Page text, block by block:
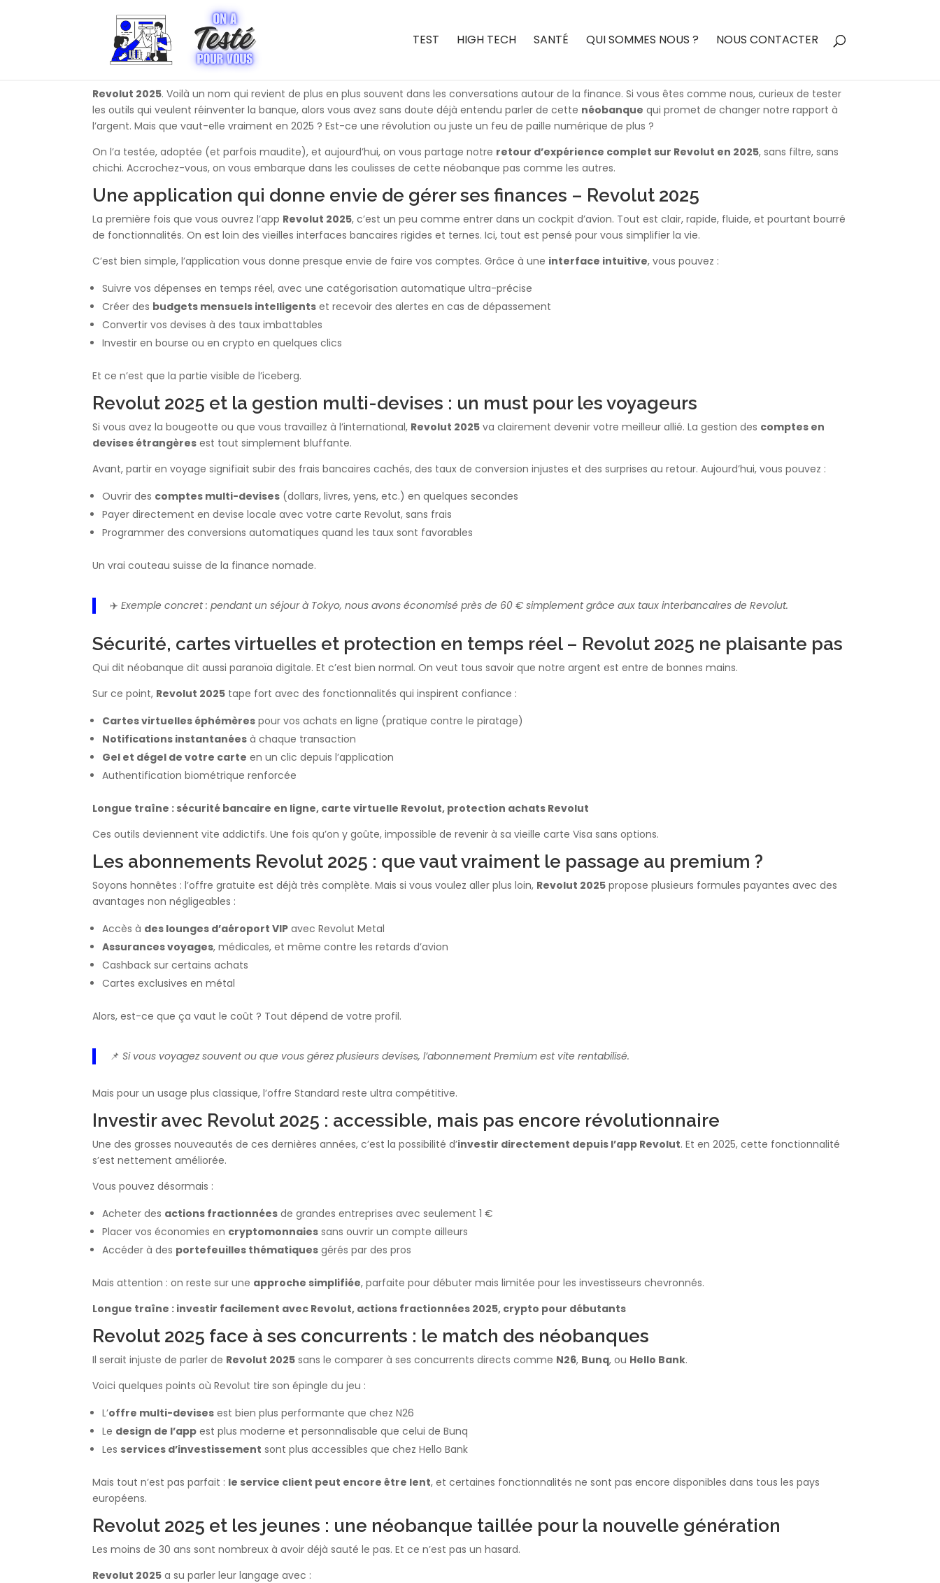
TEST HIGH TECH SANTÉ QUI SOMMES NOUS ? NOUS CONTACTER
Revolut 2025. Voilà un nom qui revient de plus en plus souvent dans les conversations autour de la finance. Si vous êtes comme nous, curieux de tester
les outils qui veulent réinventer la banque, alors vous avez sans doute déjà entendu parler de cette néobanque qui promet de changer notre rapport à
l’argent. Mais que vaut-elle vraiment en 2025 ? Est-ce une révolution ou juste un feu de paille numérique de plus ?
On l’a testée, adoptée (et parfois maudite), et aujourd’hui, on vous partage notre retour d’expérience complet sur Revolut en 2025, sans filtre, sans
chichi. Accrochez-vous, on vous embarque dans les coulisses de cette néobanque pas comme les autres.
Une application qui donne envie de gérer ses finances – Revolut 2025
La première fois que vous ouvrez l’app Revolut 2025, c’est un peu comme entrer dans un cockpit d’avion. Tout est clair, rapide, fluide, et pourtant bourré
de fonctionnalités. On est loin des vieilles interfaces bancaires rigides et ternes. Ici, tout est pensé pour vous simplifier la vie.
C’est bien simple, l’application vous donne presque envie de faire vos comptes. Grâce à une interface intuitive, vous pouvez :
Suivre vos dépenses en temps réel, avec une catégorisation automatique ultra-précise
Créer des budgets mensuels intelligents et recevoir des alertes en cas de dépassement
Convertir vos devises à des taux imbattables
Investir en bourse ou en crypto en quelques clics
Et ce n’est que la partie visible de l’iceberg.
Revolut 2025 et la gestion multi-devises : un must pour les voyageurs
Si vous avez la bougeotte ou que vous travaillez à l’international, Revolut 2025 va clairement devenir votre meilleur allié. La gestion des comptes en
devises étrangères est tout simplement bluffante.
Avant, partir en voyage signifiait subir des frais bancaires cachés, des taux de conversion injustes et des surprises au retour. Aujourd’hui, vous pouvez :
Ouvrir des comptes multi-devises (dollars, livres, yens, etc.) en quelques secondes
Payer directement en devise locale avec votre carte Revolut, sans frais
Programmer des conversions automatiques quand les taux sont favorables
Un vrai couteau suisse de la finance nomade.
✈️ Exemple concret : pendant un séjour à Tokyo, nous avons économisé près de 60 € simplement grâce aux taux interbancaires de Revolut.
Sécurité, cartes virtuelles et protection en temps réel – Revolut 2025 ne plaisante pas
Qui dit néobanque dit aussi paranoïa digitale. Et c’est bien normal. On veut tous savoir que notre argent est entre de bonnes mains.
Sur ce point, Revolut 2025 tape fort avec des fonctionnalités qui inspirent confiance :
Cartes virtuelles éphémères pour vos achats en ligne (pratique contre le piratage)
Notifications instantanées à chaque transaction
Gel et dégel de votre carte en un clic depuis l’application
Authentification biométrique renforcée
Longue traîne : sécurité bancaire en ligne, carte virtuelle Revolut, protection achats Revolut
Ces outils deviennent vite addictifs. Une fois qu’on y goûte, impossible de revenir à sa vieille carte Visa sans options.
Les abonnements Revolut 2025 : que vaut vraiment le passage au premium ?
Soyons honnêtes : l’offre gratuite est déjà très complète. Mais si vous voulez aller plus loin, Revolut 2025 propose plusieurs formules payantes avec des
avantages non négligeables :
Accès à des lounges d’aéroport VIP avec Revolut Metal
Assurances voyages, médicales, et même contre les retards d’avion
Cashback sur certains achats
Cartes exclusives en métal
Alors, est-ce que ça vaut le coût ? Tout dépend de votre profil.
📌 Si vous voyagez souvent ou que vous gérez plusieurs devises, l’abonnement Premium est vite rentabilisé.
Mais pour un usage plus classique, l’offre Standard reste ultra compétitive.
Investir avec Revolut 2025 : accessible, mais pas encore révolutionnaire
Une des grosses nouveautés de ces dernières années, c’est la possibilité d’investir directement depuis l’app Revolut. Et en 2025, cette fonctionnalité
s’est nettement améliorée.
Vous pouvez désormais :
Acheter des actions fractionnées de grandes entreprises avec seulement 1 €
Placer vos économies en cryptomonnaies sans ouvrir un compte ailleurs
Accéder à des portefeuilles thématiques gérés par des pros
Mais attention : on reste sur une approche simplifiée, parfaite pour débuter mais limitée pour les investisseurs chevronnés.
Longue traîne : investir facilement avec Revolut, actions fractionnées 2025, crypto pour débutants
Revolut 2025 face à ses concurrents : le match des néobanques
Il serait injuste de parler de Revolut 2025 sans le comparer à ses concurrents directs comme N26, Bunq, ou Hello Bank.
Voici quelques points où Revolut tire son épingle du jeu :
L’offre multi-devises est bien plus performante que chez N26
Le design de l’app est plus moderne et personnalisable que celui de Bunq
Les services d’investissement sont plus accessibles que chez Hello Bank
Mais tout n’est pas parfait : le service client peut encore être lent, et certaines fonctionnalités ne sont pas encore disponibles dans tous les pays
européens.
Revolut 2025 et les jeunes : une néobanque taillée pour la nouvelle génération
Les moins de 30 ans sont nombreux à avoir déjà sauté le pas. Et ce n’est pas un hasard.
Revolut 2025 a su parler leur langage avec :